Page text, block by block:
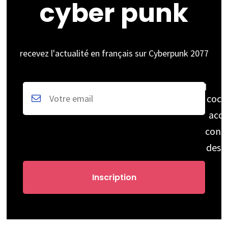
cyber punk
recevez l'actualité en français sur Cyberpunk 2077
des